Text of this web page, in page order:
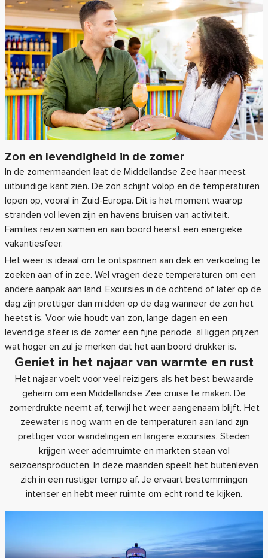
Zon en levendigheid in de zomer
In de zomermaanden laat de Middellandse Zee haar meest
uitbundige kant zien. De zon schijnt volop en de temperaturen
lopen op, vooral in Zuid-Europa. Dit is het moment waarop
stranden vol leven zijn en havens bruisen van activiteit.
Families reizen samen en aan boord heerst een energieke
vakantiesfeer.
Het weer is ideaal om te ontspannen aan dek en verkoeling te
zoeken aan of in zee. Wel vragen deze temperaturen om een
andere aanpak aan land. Excursies in de ochtend of later op de
dag zijn prettiger dan midden op de dag wanneer de zon het
heetst is. Voor wie houdt van zon, lange dagen en een
levendige sfeer is de zomer een fijne periode, al liggen prijzen
wat hoger en zul je merken dat het aan boord drukker is.
Geniet in het najaar van warmte en rust
Het najaar voelt voor veel reizigers als het best bewaarde
geheim om een Middellandse Zee cruise te maken. De
zomerdrukte neemt af, terwijl het weer aangenaam blijft. Het
zeewater is nog warm en de temperaturen aan land zijn
prettiger voor wandelingen en langere excursies. Steden
krijgen weer ademruimte en markten staan vol
seizoensproducten. In deze maanden speelt het buitenleven
zich in een rustiger tempo af. Je ervaart bestemmingen
intenser en hebt meer ruimte om echt rond te kijken.